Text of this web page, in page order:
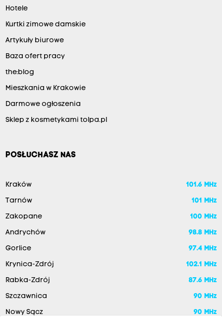
Hotele
Kurtki zimowe damskie
Artykuły biurowe
Baza ofert pracy
the:blog
Mieszkania w Krakowie
Darmowe ogłoszenia
Sklep z kosmetykami tolpa.pl
POSŁUCHASZ NAS
Kraków 101.6 MHz
Tarnów 101 MHz
Zakopane 100 MHz
Andrychów 98.8 MHz
Gorlice 97.4 MHz
Krynica-Zdrój 102.1 MHz
Rabka-Zdrój 87.6 MHz
Szczawnica 90 MHz
Nowy Sącz 90 MHz